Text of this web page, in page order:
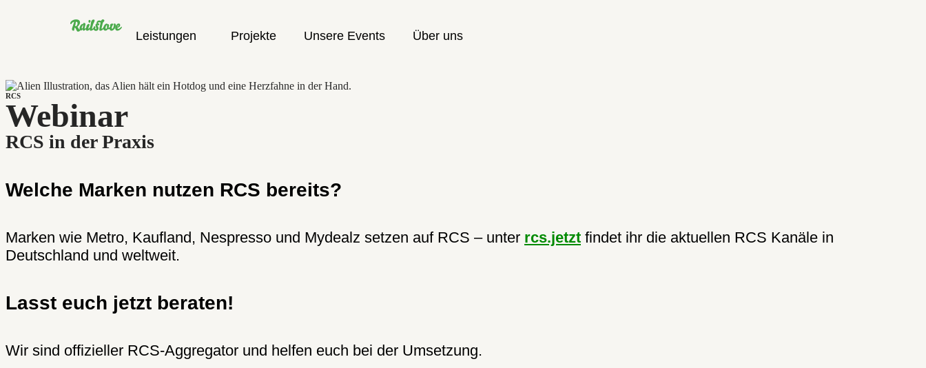
Leistungen Projekte Unsere Events Über uns
RCS
Webinar
RCS in der Praxis
Welche Marken nutzen RCS bereits?
Marken wie Metro, Kaufland, Nespresso und Mydealz setzen auf RCS – unter rcs.jetzt findet ihr die aktuellen RCS Kanäle in
Deutschland und weltweit.
Lasst euch jetzt beraten!
Wir sind offizieller RCS-Aggregator und helfen euch bei der Umsetzung.